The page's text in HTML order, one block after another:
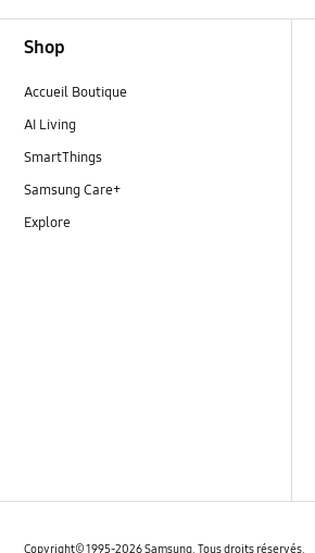
Shop
Accueil Boutique
AI Living
SmartThings
Samsung Care+
Explore
Copyright© 1995-2026 Samsung. Tous droits réservés.